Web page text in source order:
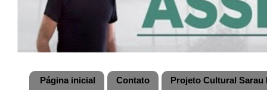
Página inicial Contato Projeto Cultural